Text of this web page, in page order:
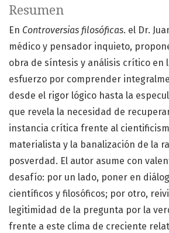
Resumen
En Controversias filosóficas. el Dr.
médico y pensador inquieto,
obra de síntesis y análisis crítico en
esfuerzo por comprender
desde el rigor lógico hasta la
que revela la necesidad de
instancia crítica frente al
materialista y la banalización de la
posverdad. El autor asume con
desafío: por un lado, poner en
científicos y filosóficos; por otro,
legitimidad de la pregunta por la
frente a este clima de creciente